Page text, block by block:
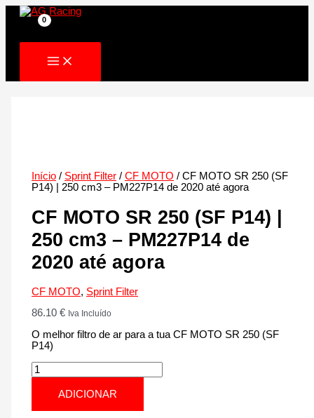
Skip
Início / Sprint Filter /CF MOTO / CF MOTO SR 250 (SF
P14) | 250 cm3 – PM227P14 de 2020 até agora
CF MOTO SR 250 (SF P14) |
250 cm3 – PM227P14 de
2020 até agora
CF MOTO, Sprint Filter
86.10€ Iva Incluído
O melhor filtro de ar para a tua CF MOTO SR 250 (SF
P14)
Quantidade
de
MOTO
SR
ADICIONAR